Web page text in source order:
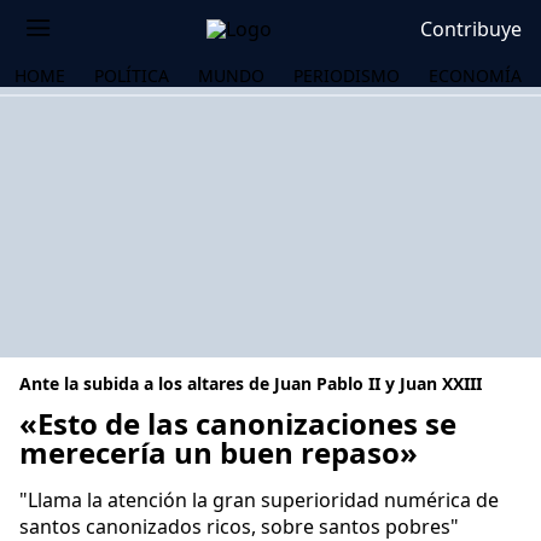
Contribuye
HOME POLÍTICA MUNDO PERIODISMO ECONOMÍA
Ante la subida a los altares de Juan Pablo II y Juan XXIII
«Esto de las canonizaciones se
merecería un buen repaso»
"Llama la atención la gran superioridad numérica de
santos canonizados ricos, sobre santos pobres"